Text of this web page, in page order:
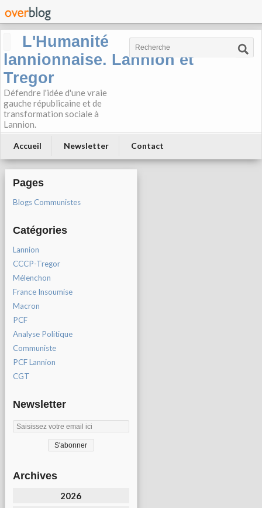
L'Humanité
lannionnaise. Lannion et
Tregor
Défendre l'idée d'une vraie
gauche républicaine et de
transformation sociale à
Lannion.
Accueil Newsletter Contact
Pages
Blogs Communistes
Catégories
Lannion
CCCP-Tregor
Mélenchon
France Insoumise
Macron
PCF
Analyse Politique
Communiste
PCF Lannion
CGT
Newsletter
Archives
2026